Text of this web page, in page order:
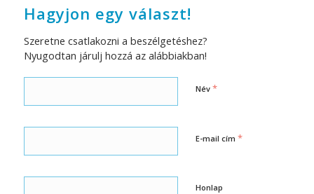
Hagyjon egy választ!
Szeretne csatlakozni a beszélgetéshez?
Nyugodtan járulj hozzá az alábbiakban!
Név *
E-mail cím *
Honlap